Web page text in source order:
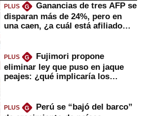
PLUS G
Ganancias de tres AFP se
disparan más de 24%, pero en
una caen, ¿a cuál está afiliado
PLUS G
Fujimori propone
eliminar ley que puso en jaque
peajes: ¿qué implicaría los
PLUS G
Perú se “bajó del barco”